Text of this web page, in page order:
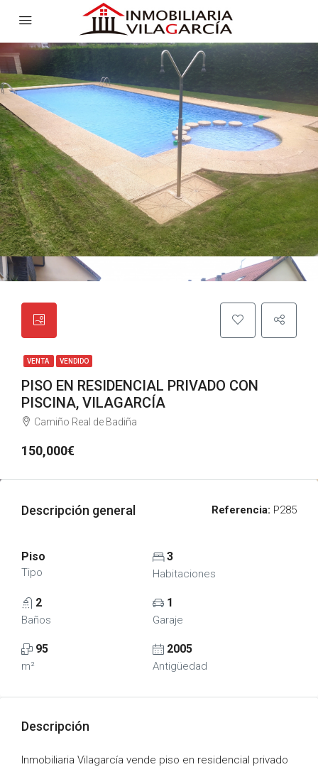
VENTA VENDIDO
PISO EN RESIDENCIAL PRIVADO CON
PISCINA, VILAGARCÍA
Camiño Real de Badiña
150,000€
Descripción general Referencia: P285
Piso
Tipo
3
Habitaciones
2
Baños
1
Garaje
95
m²
2005
Antigüedad
Descripción
Inmobiliaria Vilagarcía vende piso en residencial privado